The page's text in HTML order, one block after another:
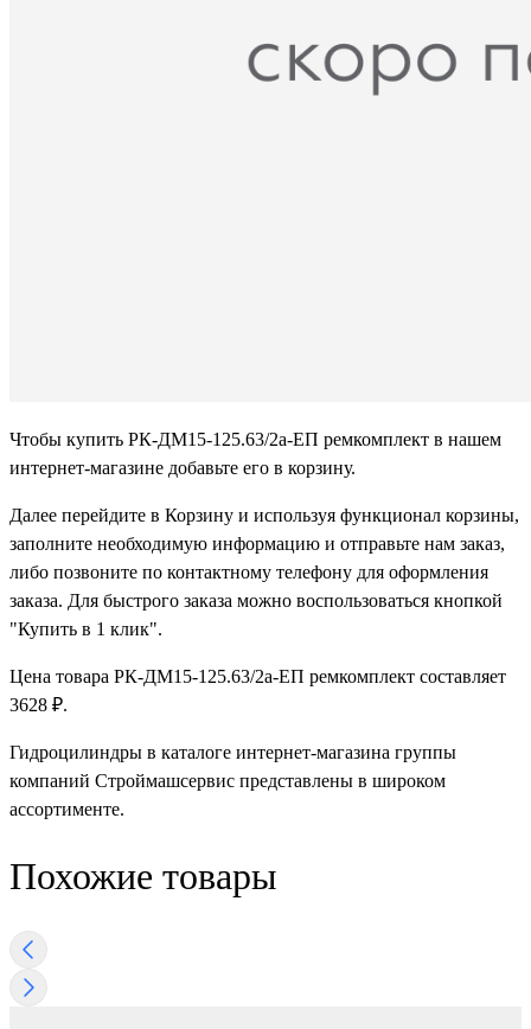
Чтобы купить РК-ДМ15-125.63/2а-ЕП ремкомплект в нашем
интернет-магазине добавьте его в корзину.
Далее перейдите в Корзину и используя функционал корзины,
заполните необходимую информацию и отправьте нам заказ,
либо позвоните по контактному телефону для оформления
заказа. Для быстрого заказа можно воспользоваться кнопкой
"Купить в 1 клик".
Цена товара РК-ДМ15-125.63/2а-ЕП ремкомплект составляет
3628 ₽.
Гидроцилиндры в каталоге интернет-магазина группы
компаний Строймашсервис представлены в широком
ассортименте.
Похожие товары